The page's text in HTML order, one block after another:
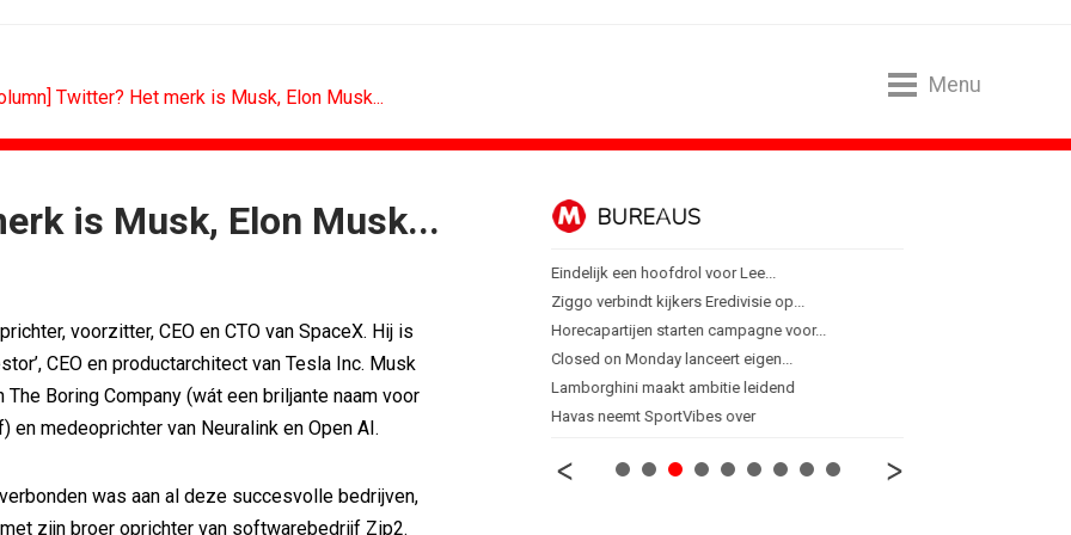
Twitter? Het merk is Musk, Elon Musk...
Menu
is Musk, Elon Musk...
voorzitter, CEO en CTO van SpaceX. Hij is
CEO en productarchitect van Tesla Inc. Musk
The Boring Company (wát een briljante naam voor
en medeoprichter van Neuralink en Open AI.
was aan al deze succesvolle bedrijven,
zijn broer oprichter van softwarebedrijf Zip2.
klant als...
hun...
premium
als...
B2B
Special Ops bouwt merk rond...
De marketingwereld optimaliseert...
De marketingkracht van De...
Marketingtransfers week 28, 2026
BUREAUS
Eindelijk een hoofdrol voor Lee...
Ziggo verbindt kijkers Eredivisie op...
Horecapartijen starten campagne voor...
Closed on Monday lanceert eigen...
Lamborghini maakt ambitie leidend
Havas neemt SportVibes over